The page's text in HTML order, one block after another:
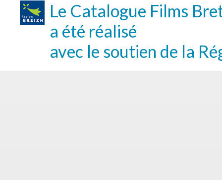
Le Catalogue Films
a été réalisé
avec le soutien de la